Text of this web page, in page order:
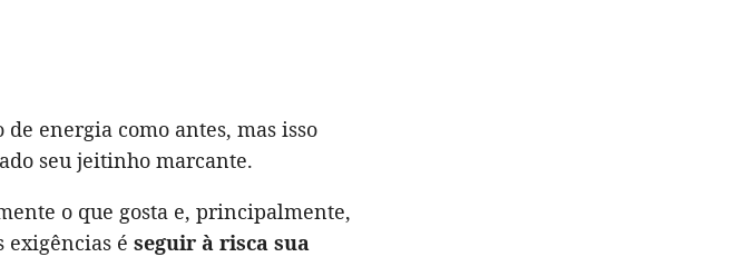
energia como antes, mas isso
seu jeitinho marcante.
o que gosta e, principalmente,
exigências é seguir à risca sua